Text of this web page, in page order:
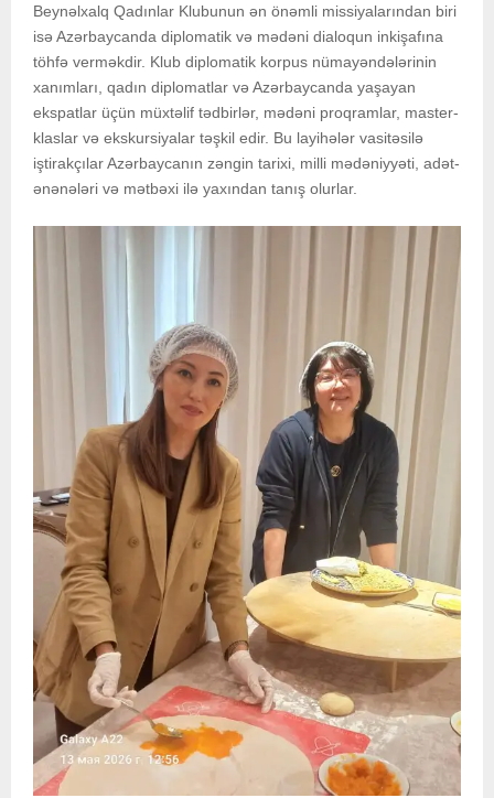
Beynəlxalq Qadınlar Klubunun ən önəmli missiyalarından biri
isə Azərbaycanda diplomatik və mədəni dialoqun inkişafına
töhfə verməkdir. Klub diplomatik korpus nümayəndələrinin
xanımları, qadın diplomatlar və Azərbaycanda yaşayan
ekspatlar üçün müxtəlif tədbirlər, mədəni proqramlar, master-
klaslar və ekskursiyalar təşkil edir. Bu layihələr vasitəsilə
iştirakçılar Azərbaycanın zəngin tarixi, milli mədəniyyəti, adət-
ənənələri və mətbəxi ilə yaxından tanış olurlar.